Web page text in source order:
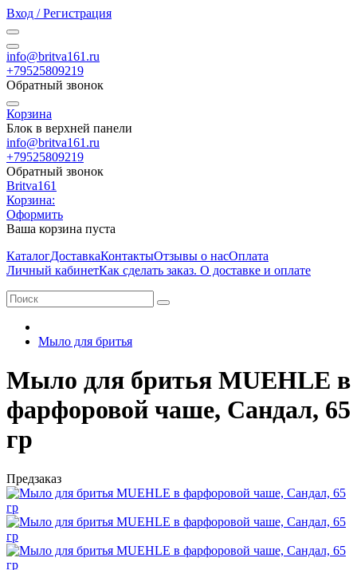
Вход / Регистрация
info@britva161.ru
+79525809219
Обратный звонок
Корзина
Блок в верхней панели
info@britva161.ru
+79525809219
Обратный звонок
Britva161
Корзина:
Оформить
Ваша корзина пуста
КаталогДоставкаКонтактыОтзывы о насОплата
Личный кабинетКак сделать заказ. О доставке и оплате
Мыло для бритья
Мыло для бритья MUEHLE в
фарфоровой чаше, Сандал, 65
гр
Предзаказ